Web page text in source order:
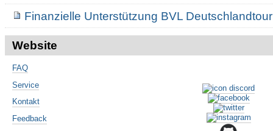
Finanzielle Unterstützung BVL
Website
FAQ
Service
Kontakt
Feedback